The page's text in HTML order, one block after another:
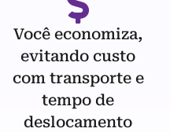
Você economiza,
evitando custo
com transporte e
tempo de
deslocamento